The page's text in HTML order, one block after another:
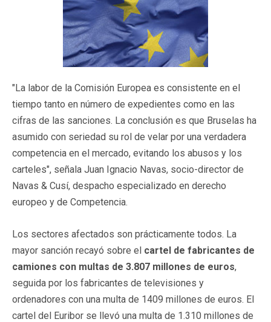
"La labor de la Comisión Europea es consistente en el
tiempo tanto en número de expedientes como en las
cifras de las sanciones. La conclusión es que Bruselas ha
asumido con seriedad su rol de velar por una verdadera
competencia en el mercado, evitando los abusos y los
carteles", señala Juan Ignacio Navas, socio-director de
Navas & Cusí, despacho especializado en derecho
europeo y de Competencia.
Los sectores afectados son prácticamente todos. La
mayor sanción recayó sobre el cartel de fabricantes de
camiones con multas de 3.807 millones de euros,
seguida por los fabricantes de televisiones y
ordenadores con una multa de 1409 millones de euros. El
cartel del Euribor se llevó una multa de 1.310 millones de